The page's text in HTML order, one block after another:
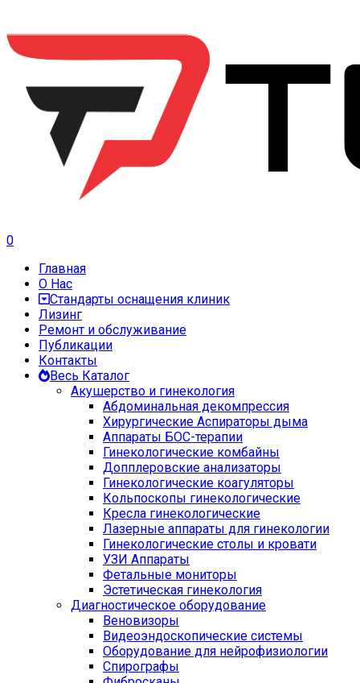
0
Главная
О Нас
Стандарты оснащения клиник
Лизинг
Ремонт и обслуживание
Публикации
Контакты
Весь Каталог
Акушерство и гинекология
Абдоминальная декомпрессия
Хирургические Аспираторы дыма
Аппараты БОС-терапии
Гинекологические комбайны
Допплеровские анализаторы
Гинекологические коагуляторы
Кольпоскопы гинекологические
Кресла гинекологические
Лазерные аппараты для гинекологии
Гинекологические столы и кровати
УЗИ Аппараты
Фетальные мониторы
Эстетическая гинекология
Диагностическое оборудование
Веновизоры
Видеоэндоскопические системы
Оборудование для нейрофизиологии
Спирографы